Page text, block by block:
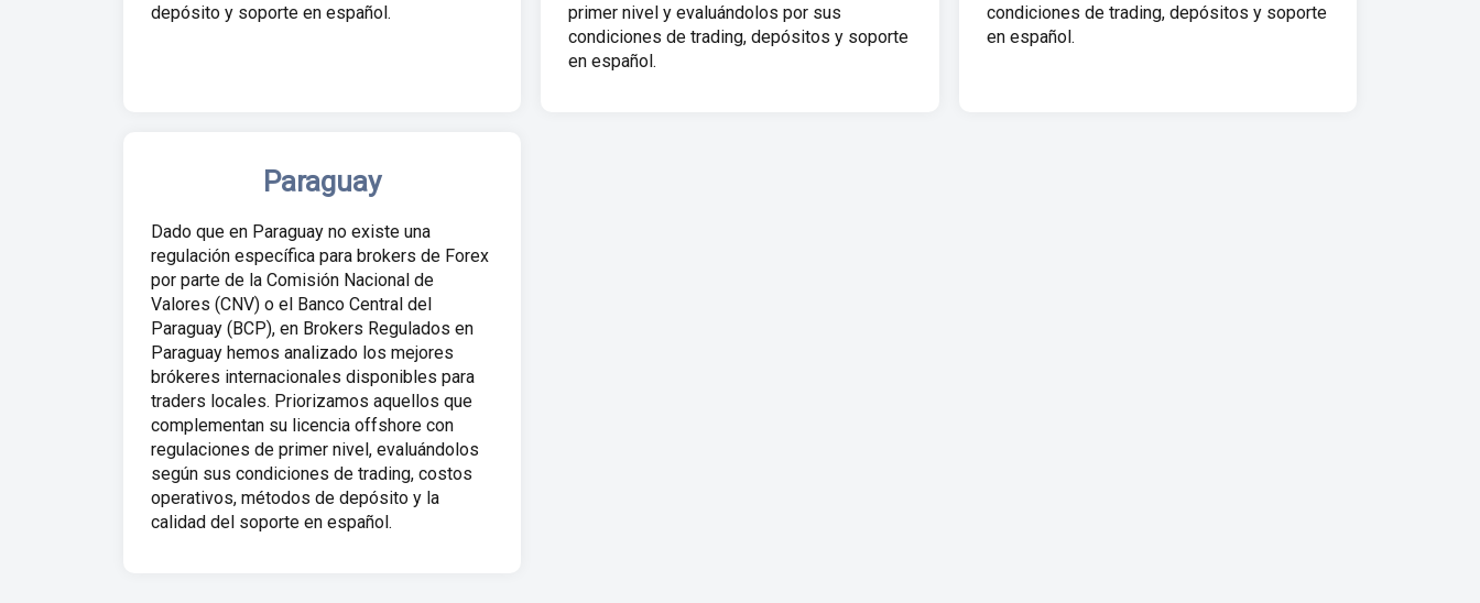
depósito y soporte en español.
primer nivel y evaluándolos por sus
condiciones de trading, depósitos y soporte
en español.
condiciones de trading, depósitos y soporte
en español.
Paraguay
Dado que en Paraguay no existe una
regulación específica para brokers de Forex
por parte de la Comisión Nacional de
Valores (CNV) o el Banco Central del
Paraguay (BCP), en Brokers Regulados en
Paraguay hemos analizado los mejores
brókeres internacionales disponibles para
traders locales. Priorizamos aquellos que
complementan su licencia offshore con
regulaciones de primer nivel, evaluándolos
según sus condiciones de trading, costos
operativos, métodos de depósito y la
calidad del soporte en español.